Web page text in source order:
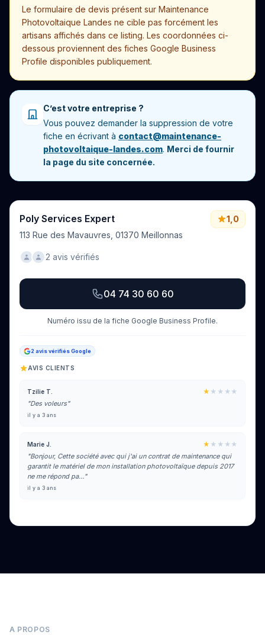
Le formulaire de devis présent sur Maintenance
Photovoltaique Landes ne cible pas forcément les
artisans affichés dans ce listing. Les coordonnées ci-
dessous proviennent des fiches Google Business
Profile disponibles publiquement.
C’est votre entreprise ?
Vous pouvez demander la suppression de votre
fiche en écrivant à contact@maintenance-
photovoltaique-landes.com. Merci de fournir
la page du site concernée.
Poly Services Expert
113 Rue des Mavauvres, 01370 Meillonnas
1,0
2 avis vérifiés
04 74 30 60 60
Numéro issu de la fiche Google Business Profile.
2 avis vérifiés Google
AVIS CLIENTS
Tzilie T. ★ ★★★★
"Des voleurs"
il y a 3 ans
Marie J. ★ ★★★★
"Bonjour, Cette société avec qui j'ai un contrat de maintenance qui
garantit le matériel de mon installation photovoltaïque depuis 2017
ne me répond pa…"
il y a 3 ans
A PROPOS